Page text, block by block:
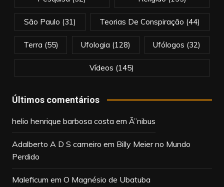
São Paulo (31) Teorias De Conspiração (44)
Terra (55) Ufologia (128) Ufólogos (32)
Vídeos (145)
Últimos comentários
helio henrique barbosa costa em Ã”nibus
Adalberto A D S carneiro em Billy Meier no Mundo
Perdido
Maleficum em O Magnésio de Ubatuba